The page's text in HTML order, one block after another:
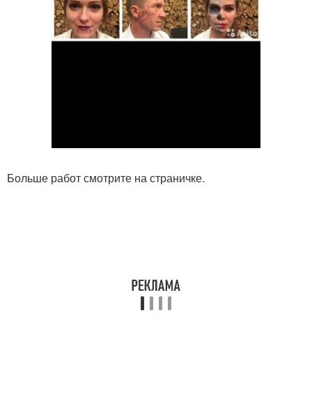
Больше работ смотрите на страничке.